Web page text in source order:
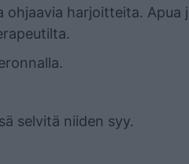
ohjaavia harjoitteita. Apua
selvitä niiden syy.